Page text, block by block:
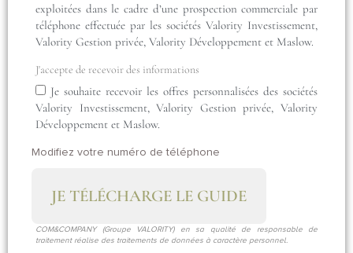
exploitées dans le cadre d’une prospection commerciale par
téléphone effectuée par les sociétés Valority Investissement,
Valority Gestion privée, Valority Développement et Maslow.
J'accepte de recevoir des informations
Je souhaite recevoir les offres personnalisées des sociétés
Valority Investissement, Valority Gestion privée, Valority
Développement et Maslow.
Modifiez votre numéro de téléphone
JE TÉLÉCHARGE LE GUIDE
COM&COMPANY (Groupe VALORITY) en sa qualité de responsable de
traitement réalise des traitements de données à caractère personnel.